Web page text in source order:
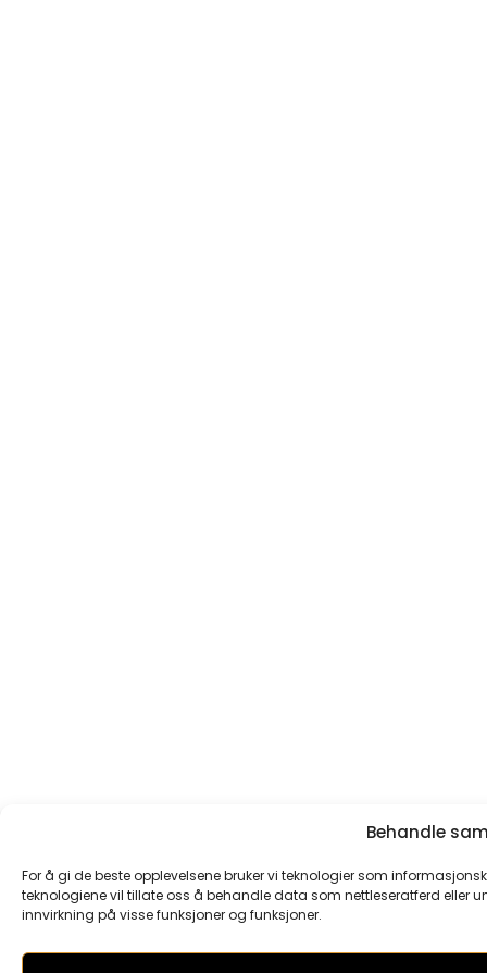
Behandle
For å gi de beste opplevelsene bruker vi teknologier som
teknologiene vil tillate oss å behandle data som nettleseratferd eller
innvirkning på visse funksjoner og funksjoner.